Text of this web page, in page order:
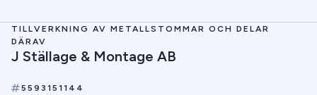
TILLVERKNING AV METALLSTOMMAR OCH DELAR
DÄRAV
J Ställage & Montage AB
5593151144